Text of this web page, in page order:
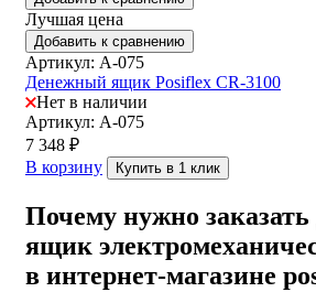
Лучшая цена
Добавить к сравнению
Артикул: A-075
Денежный ящик Posiflex CR-3100
Нет в наличии
Артикул: A-075
7 348 ₽
В корзину
Купить в 1 клик
Почему нужно
ящик
в интернет-магазине